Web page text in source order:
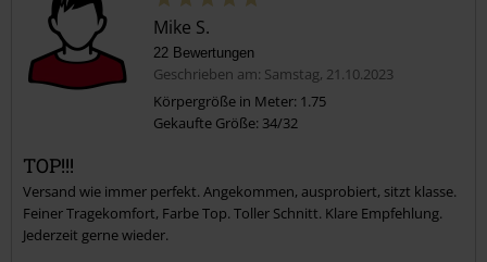
Mike S.
22 Bewertungen
Geschrieben am: Samstag, 21.10.2023
Körpergröße in Meter: 1.75
Gekaufte Größe: 34/32
TOP!!!
Versand wie immer perfekt. Angekommen, ausprobiert, sitzt klasse.
Feiner Tragekomfort, Farbe Top. Toller Schnitt. Klare Empfehlung.
Jederzeit gerne wieder.